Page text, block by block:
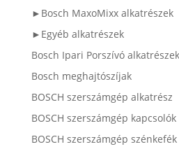
►Bosch MaxoMixx alkatrészek
►Egyéb alkatrészek
Bosch Ipari Porszívó alkatrészek
Bosch meghajtószíjak
BOSCH szerszámgép alkatrész
BOSCH szerszámgép kapcsolók
BOSCH szerszámgép szénkefék